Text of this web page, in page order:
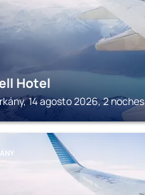
Hotel
14 agosto 2026, 2 noches